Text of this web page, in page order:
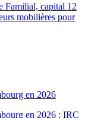
Familial, capital 12
mobilières pour
en 2026
en 2026 : IRC